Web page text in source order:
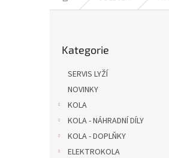
kategorie
Kategorie
SERVIS LYŽÍ
NOVINKY
KOLA
KOLA - NÁHRADNÍ DÍLY
KOLA - DOPLŇKY
ELEKTROKOLA